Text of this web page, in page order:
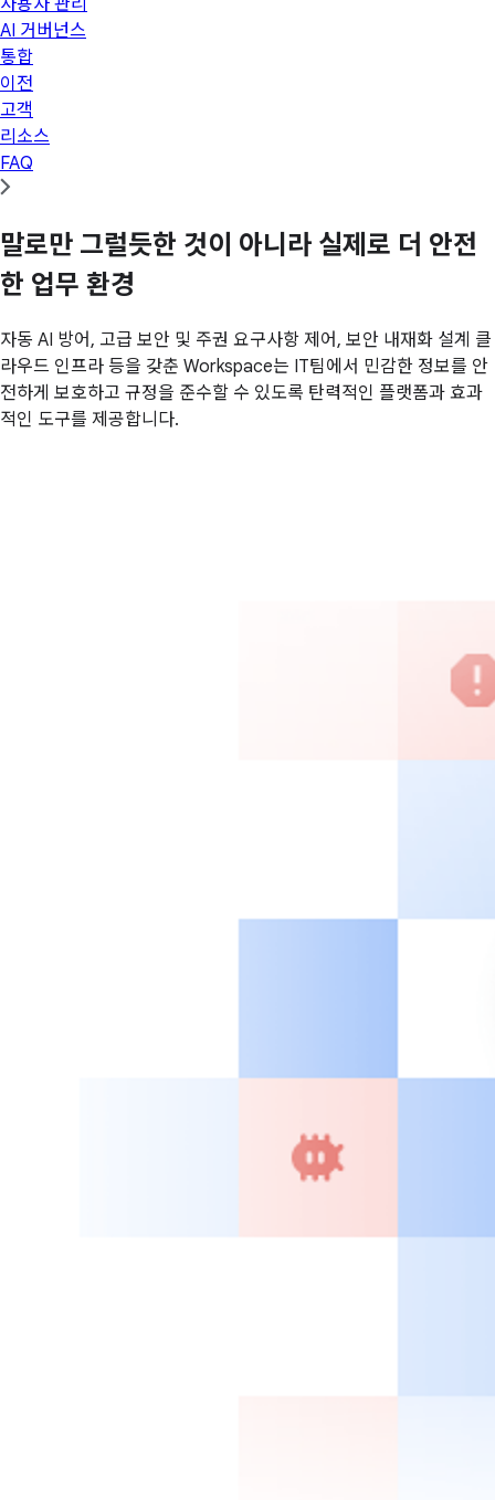
AI 거버넌스
통합
이전
고객
리소스
FAQ
말로만 그럴듯한 것이 아니라 실제로 더 안전
한 업무 환경
자동 AI 방어, 고급 보안 및 주권 요구사항 제어, 보안 내재화 설계 클
라우드 인프라 등을 갖춘 Workspace는 IT팀에서 민감한 정보를 안
전하게 보호하고 규정을 준수할 수 있도록 탄력적인 플랫폼과 효과
적인 도구를 제공합니다.